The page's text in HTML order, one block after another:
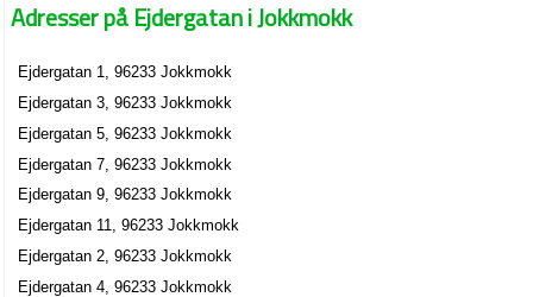
Adresser på Ejdergatan i Jokkmokk
Ejdergatan 1, 96233 Jokkmokk
Ejdergatan 3, 96233 Jokkmokk
Ejdergatan 5, 96233 Jokkmokk
Ejdergatan 7, 96233 Jokkmokk
Ejdergatan 9, 96233 Jokkmokk
Ejdergatan 11, 96233 Jokkmokk
Ejdergatan 2, 96233 Jokkmokk
Ejdergatan 4, 96233 Jokkmokk